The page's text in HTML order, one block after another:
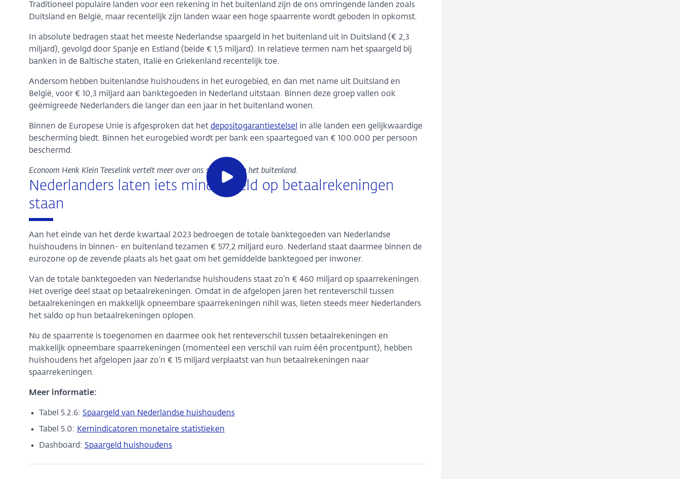
Traditioneel populaire landen voor een rekening in het buitenland zijn de ons omringende landen zoals
Duitsland en België, maar recentelijk zijn landen waar een hoge spaarrente wordt geboden in opkomst.
In absolute bedragen staat het meeste Nederlandse spaargeld in het buitenland uit in Duitsland (€ 2,3
miljard), gevolgd door Spanje en Estland (beide € 1,5 miljard). In relatieve termen nam het spaargeld bij
banken in de Baltische staten, Italië en Griekenland recentelijk toe.
Andersom hebben buitenlandse huishoudens in het eurogebied, en dan met name uit Duitsland en
België, voor € 10,3 miljard aan banktegoeden in Nederland uitstaan. Binnen deze groep vallen ook
geëmigreede Nederlanders die langer dan een jaar in het buitenland wonen.
Binnen de Europese Unie is afgesproken dat het depositogarantiestelsel
in alle landen een gelijkwaardige
bescherming biedt. Binnen het eurogebied wordt per bank een spaartegoed van € 100.000 per persoon
beschermd.
Econoom Henk Klein Teeselink vertelt meer over ons spaargeld in het buitenland.
Open
video
Nederlanders laten iets minder geld op betaalrekeningen
staan
Aan het einde van het derde kwartaal 2023 bedroegen de totale banktegoeden van Nederlandse
huishoudens in binnen- en buitenland tezamen € 577,2 miljard euro. Nederland staat daarmee binnen de
eurozone op de zevende plaats als het gaat om het gemiddelde banktegoed per inwoner.
Van de totale banktegoeden van Nederlandse huishoudens staat zo’n € 460 miljard op spaarrekeningen.
Het overige deel staat op betaalrekeningen. Omdat in de afgelopen jaren het renteverschil tussen
betaalrekeningen en makkelijk opneembare spaarrekeningen nihil was, lieten steeds meer Nederlanders
het saldo op hun betaalrekeningen oplopen.
Nu de spaarrente is toegenomen en daarmee ook het renteverschil tussen betaalrekeningen en
makkelijk opneembare spaarrekeningen (momenteel een verschil van ruim één procentpunt), hebben
huishoudens het afgelopen jaar zo’n € 15 miljard verplaatst van hun betaalrekeningen naar
spaarrekeningen.
Meer informatie:
Tabel 5.2.6: Spaargeld van Nederlandse huishoudens
Tabel 5.0: Kernindicatoren monetaire statistieken
Dashboard: Spaargeld huishoudens